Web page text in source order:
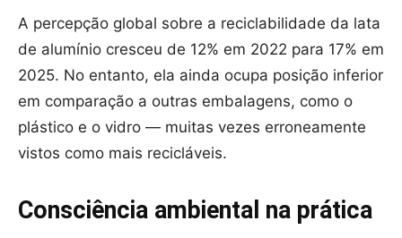
A percepção global sobre a reciclabilidade da lata
de alumínio cresceu de 12% em 2022 para 17% em
2025. No entanto, ela ainda ocupa posição inferior
em comparação a outras embalagens, como o
plástico e o vidro — muitas vezes erroneamente
vistos como mais recicláveis.
Consciência ambiental na prática